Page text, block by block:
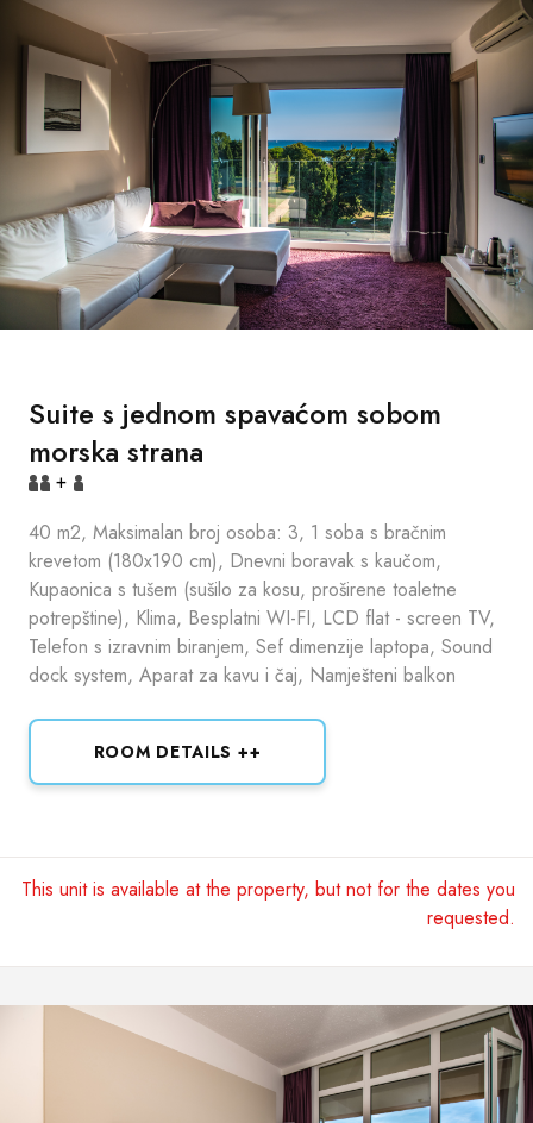
Suite s jednom spavaćom sobom
morska strana
+
40 m2, Maksimalan broj osoba: 3, 1 soba s bračnim
krevetom (180x190 cm), Dnevni boravak s kaučom,
Kupaonica s tušem (sušilo za kosu, proširene toaletne
potrepštine), Klima, Besplatni WI-FI, LCD flat - screen TV,
Telefon s izravnim biranjem, Sef dimenzije laptopa, Sound
dock system, Aparat za kavu i čaj, Namješteni balkon
ROOM DETAILS ++
This unit is available at the property, but not for the dates you
requested.